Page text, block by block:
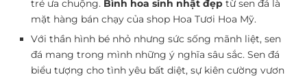
trẻ ưa chuộng. Bình hoa sinh nhật đẹp từ sen đá là
mặt hàng bán chạy của shop Hoa Tươi Hoa Mỹ.
Với thần hình bé nhỏ nhưng sức sống mãnh liệt, sen
đá mang trong mình những ý nghĩa sâu sắc. Sen đá
biểu tượng cho tình yêu bất diệt, sự kiên cường vươn